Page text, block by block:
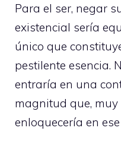
Para el ser, negar
existencial sería
único que
pestilente esencia.
entraría en una
magnitud que, muy
enloquecería en